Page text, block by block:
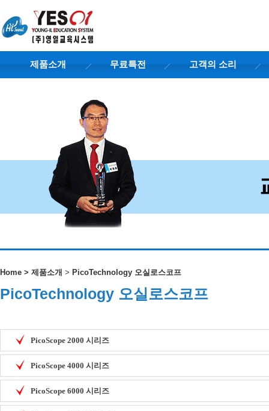
제품소개 무료특전 고객의 소리
Home > 제품소개 > PicoTechnology 오실로스코프
PicoTechnology 오실로스코프
PicoScope 2000 시리즈
PicoScope 4000 시리즈
PicoScope 6000 시리즈